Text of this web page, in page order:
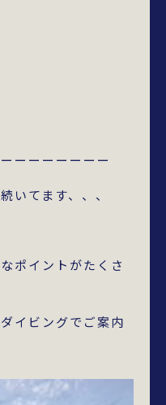
ーーーーーーー
いてます、、、
ポイントがたくさ
イビングでご案内